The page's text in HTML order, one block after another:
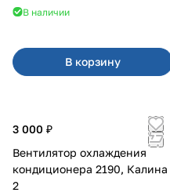
В наличии
В корзину
3 000 ₽
Вентилятор охлаждения
кондиционера 2190, Калина
2